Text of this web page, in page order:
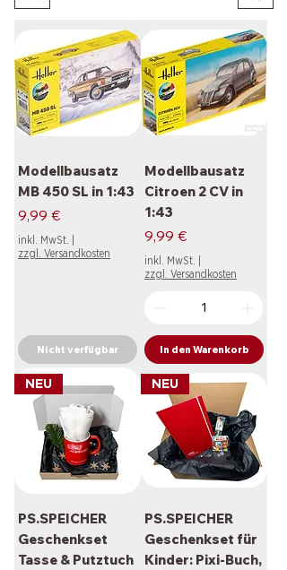
Modellbausatz
MB 450 SL in 1:43
Preis
9,99 €
inkl. MwSt. |
zzgl. Versandkosten
Nicht verfügbar
Modellbausatz
Citroen 2 CV in
1:43
Preis
9,99 €
inkl. MwSt. |
zzgl. Versandkosten
In den Warenkorb
NEU
PS.SPEICHER
Geschenkset
Tasse & Putztuch
NEU
PS.SPEICHER
Geschenkset für
Kinder: Pixi-Buch,